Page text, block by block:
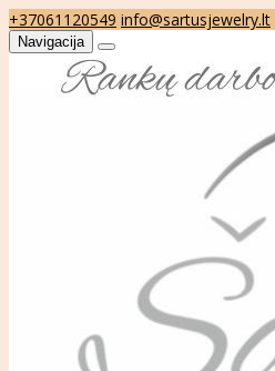
+37061120549 info@sartusjewelry.lt
Navigacija